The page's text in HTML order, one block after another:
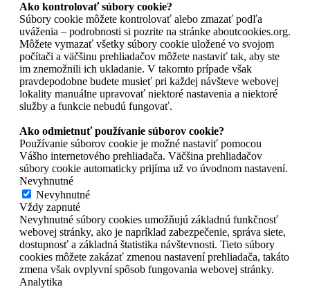
Ako kontrolovať súbory cookie?
Súbory cookie môžete kontrolovať alebo zmazať podľa
uváženia – podrobnosti si pozrite na stránke aboutcookies.org.
Môžete vymazať všetky súbory cookie uložené vo svojom
počítači a väčšinu prehliadačov môžete nastaviť tak, aby ste
im znemožnili ich ukladanie. V takomto prípade však
pravdepodobne budete musieť pri každej návšteve webovej
lokality manuálne upravovať niektoré nastavenia a niektoré
služby a funkcie nebudú fungovať.
Ako odmietnuť používanie súborov cookie?
Používanie súborov cookie je možné nastaviť pomocou
Vášho internetového prehliadača. Väčšina prehliadačov
súbory cookie automaticky prijíma už vo úvodnom nastavení.
Nevyhnutné
Nevyhnutné
Vždy zapnuté
Nevyhnutné súbory cookies umožňujú základnú funkčnosť
webovej stránky, ako je napríklad zabezpečenie, správa siete,
dostupnosť a základná štatistika návštevnosti. Tieto súbory
cookies môžete zakázať zmenou nastavení prehliadača, takáto
zmena však ovplyvní spôsob fungovania webovej stránky.
Analytika